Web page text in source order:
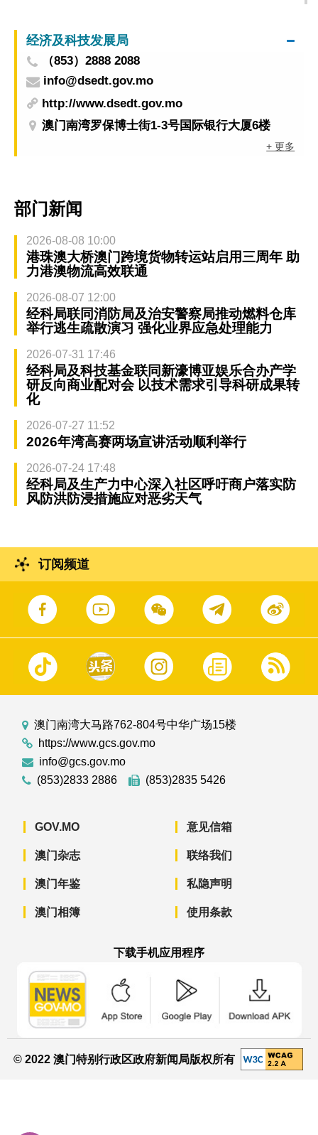
经济及科技发展局
（853）2888 2088
info@dsedt.gov.mo
http://www.dsedt.gov.mo
澳门南湾罗保博士街1-3号国际银行大厦6楼
+ 更多
部门新闻
2026-08-08 10:00
港珠澳大桥澳门跨境货物转运站启用三周年 助
力港澳物流高效联通
2026-08-07 12:00
经科局联同消防局及治安警察局推动燃料仓库
举行逃生疏散演习 强化业界应急处理能力
2026-07-31 17:46
经科局及科技基金联同新濠博亚娱乐合办产学
研反向商业配对会 以技术需求引导科研成果转
化
2026-07-27 11:52
2026年湾高赛两场宣讲活动顺利举行
2026-07-24 17:48
经科局及生产力中心深入社区呼吁商户落实防
风防洪防浸措施应对恶劣天气
订阅频道
澳门南湾大马路762-804号中华广场15楼
https://www.gcs.gov.mo
info@gcs.gov.mo
(853)2833 2886
(853)2835 5426
GOV.MO
澳门杂志
澳门年鉴
澳门相簿
意见信箱
联络我们
私隐声明
使用条款
下载手机应用程序
© 2022 澳门特别行政区政府新闻局版权所有